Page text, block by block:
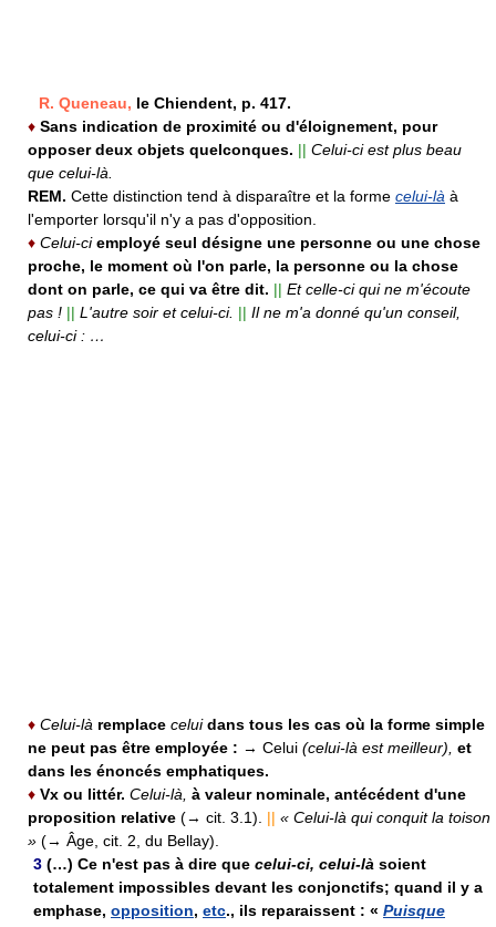
R. Queneau, le Chiendent, p. 417.
♦ Sans indication de proximité ou d'éloignement, pour
opposer deux objets quelconques. || Celui-ci est plus beau
que celui-là.
REM. Cette distinction tend à disparaître et la forme celui-là à
l'emporter lorsqu'il n'y a pas d'opposition.
♦ Celui-ciemployé seul désigne une personne ou une chose
proche, le moment où l'on parle, la personne ou la chose
dont on parle, ce qui va être dit. || Et celle-ci qui ne m'écoute
pas ! || L'autre soir et celui-ci. || Il ne m'a donné qu'un conseil,
celui-ci : …
♦ Celui-là remplace celuidans tous les cas où la forme simple
ne peut pas être employée : → Celui (celui-là est meilleur), et
dans les énoncés emphatiques.
♦ Vx ou littér. Celui-là, à valeur nominale, antécédent d'une
proposition relative (→ cit. 3.1). || « Celui-là qui conquit la toison
» (→ Âge, cit. 2, du Bellay).
3 (…) Ce n'est pas à dire que celui-ci, celui-là soient
totalement impossibles devant les conjonctifs; quand il y a
emphase, opposition, etc., ils reparaissent : « Puisque